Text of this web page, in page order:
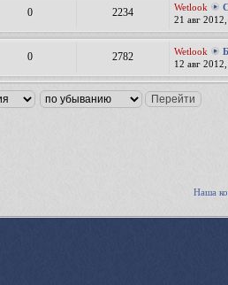
0 2234 Wetlook
21 авг
0 2782 Wetlook
12 авг
Наша